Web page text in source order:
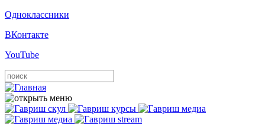
Одноклассники
ВКонтакте
YouTube